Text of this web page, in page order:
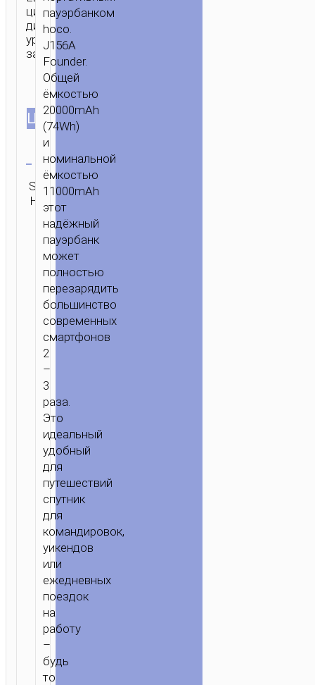
цифровой
дисплей
уровня
заряда
ЦВЕТ
SKU:
Н/Д
Категория:
Портативные
аккумуляторы
пауэрбанком
hoco.
J156A
Founder.
Общей
ёмкостью
20000mAh
(74Wh)
и
номинальной
ёмкостью
11000mAh
этот
надёжный
пауэрбанк
может
полностью
перезарядить
большинство
современных
смартфонов
2
–
3
раза.
Это
идеальный
удобный
для
путешествий
спутник
для
командировок,
уикендов
или
ежедневных
поездок
на
работу
–
будь
то